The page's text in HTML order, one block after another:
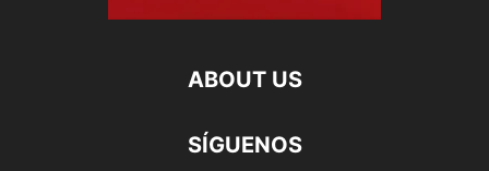
ABOUT US
SÍGUENOS